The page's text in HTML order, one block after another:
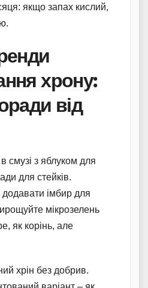
якщо запах кислий,
хрону:
від
смузі з яблуком для
для стейків.
імбир для
мікрозелень
як корінь, але
хрін без добрив.